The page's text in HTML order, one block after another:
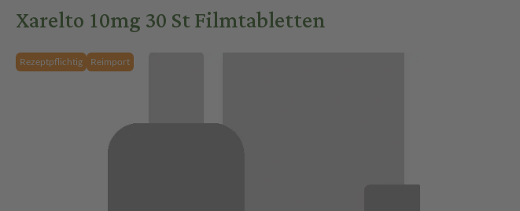
Xarelto 10mg 30 St Filmtabletten
Rezeptpflichtig Reimport